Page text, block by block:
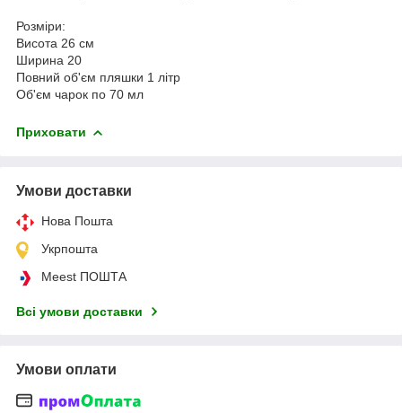
Розміри:
Висота 26 см
Ширина 20
Повний об'єм пляшки 1 літр
Об'єм чарок по 70 мл
Приховати
Умови доставки
Нова Пошта
Укрпошта
Meest ПОШТА
Всі умови доставки
Умови оплати